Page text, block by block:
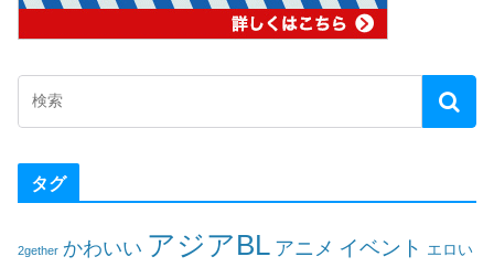
タグ
2gether かわいい アジアBL アニメ イベント エロい